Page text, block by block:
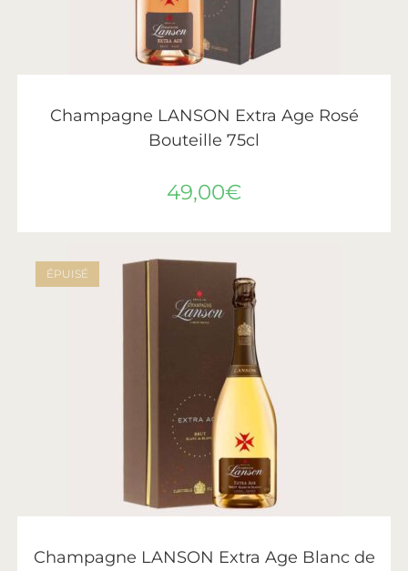
Champagne LANSON Extra Age Rosé
Bouteille 75cl
49,00€
ÉPUISÉ
Champagne LANSON Extra Age Blanc de